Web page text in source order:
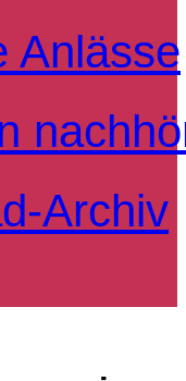
Anlässe
Archiv